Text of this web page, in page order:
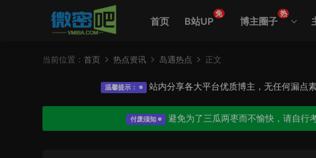
首页 B站UP
免
博主圈子
热
当前位置： 首页 热点资讯 岛遇热点 正文
温馨提示： 站内分享各大平台优质博主，无任何漏点
付废须知 避免为了三瓜两枣而不愉快，请自行